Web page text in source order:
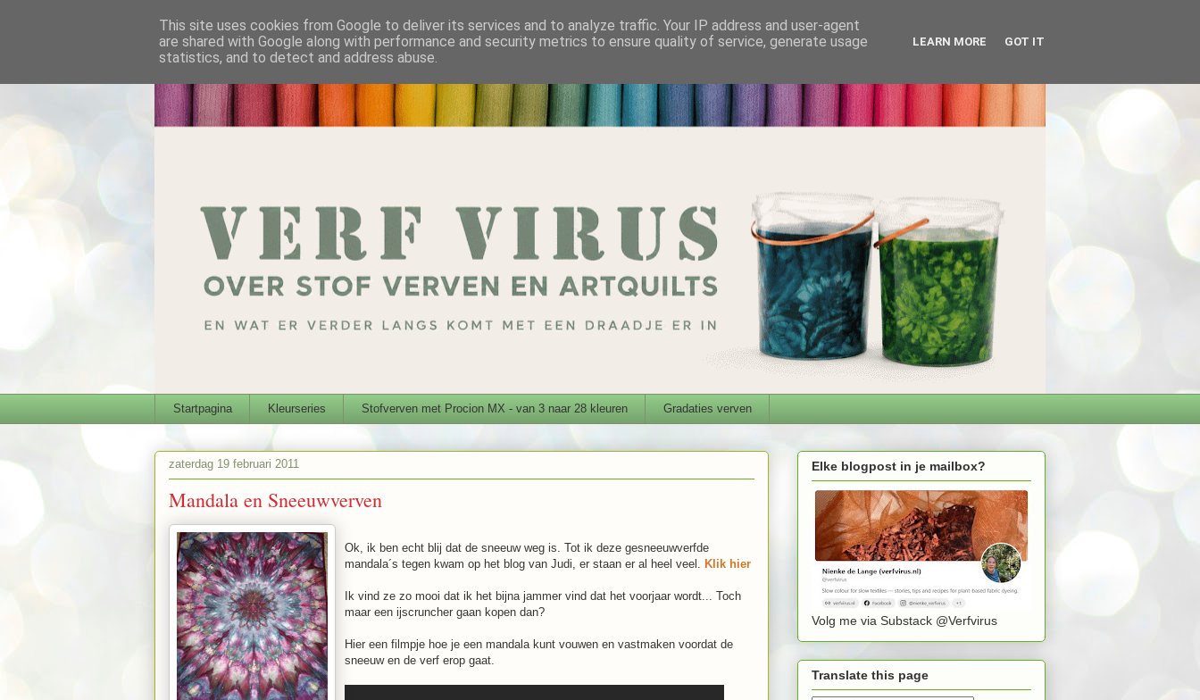
Startpagina Kleurseries Stofverven met Procion MX - van 3 naar 28 kleuren Gradaties verven
zaterdag 19 februari 2011
Mandala en Sneeuwverven
Ok, ik ben echt blij dat de sneeuw weg is. Tot ik deze gesneeuwverfde
mandala´s tegen kwam op het blog van Judi, er staan er al heel veel. Klik hier
Ik vind ze zo mooi dat ik het bijna jammer vind dat het voorjaar wordt... Toch
maar een ijscruncher gaan kopen dan?
Hier een filmpje hoe je een mandala kunt vouwen en vastmaken voordat de
sneeuw en de verf erop gaat.
Elke blogpost in je mailbox?
Volg me via Substack @Verfvirus
Translate this page
This site uses cookies from Google to deliver its services and to analyze traffic. Your IP address and user-agent
are shared with Google along with performance and security metrics to ensure quality of service, generate usage
statistics, and to detect and address abuse.
LEARN MORE GOT IT